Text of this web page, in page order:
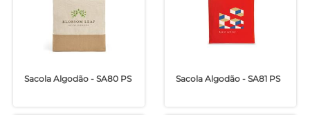
Sacola Algodão - SA80 PS Sacola Algodão - SA81 PS